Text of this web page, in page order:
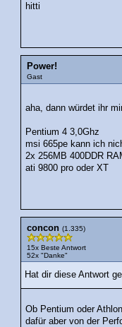
hitti
Power!
Gast
aha, dann würdet ihr
Pentium 4 3,0Ghz
msi 665pe kann ich
2x 256MB 400DDR
ati 9800 pro oder XT
concon (1.335)
15x Beste Antwort
52x "Danke"
Hat dir diese Antwort
Ob Pentium oder
dafür aber von der